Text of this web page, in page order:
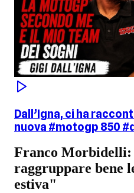
Dall’Igna, ci ha
nuova #motogp 850
Franco
raggruppare bene
estiva"